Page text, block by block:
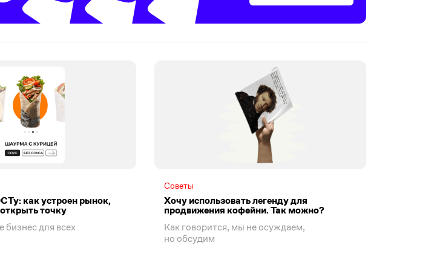
как устроен рынок,
точку
бизнес для всех
Советы
Хочу использовать легенду для
продвижения кофейни. Так можно?
Как говорится, мы не осуждаем,
но обсудим